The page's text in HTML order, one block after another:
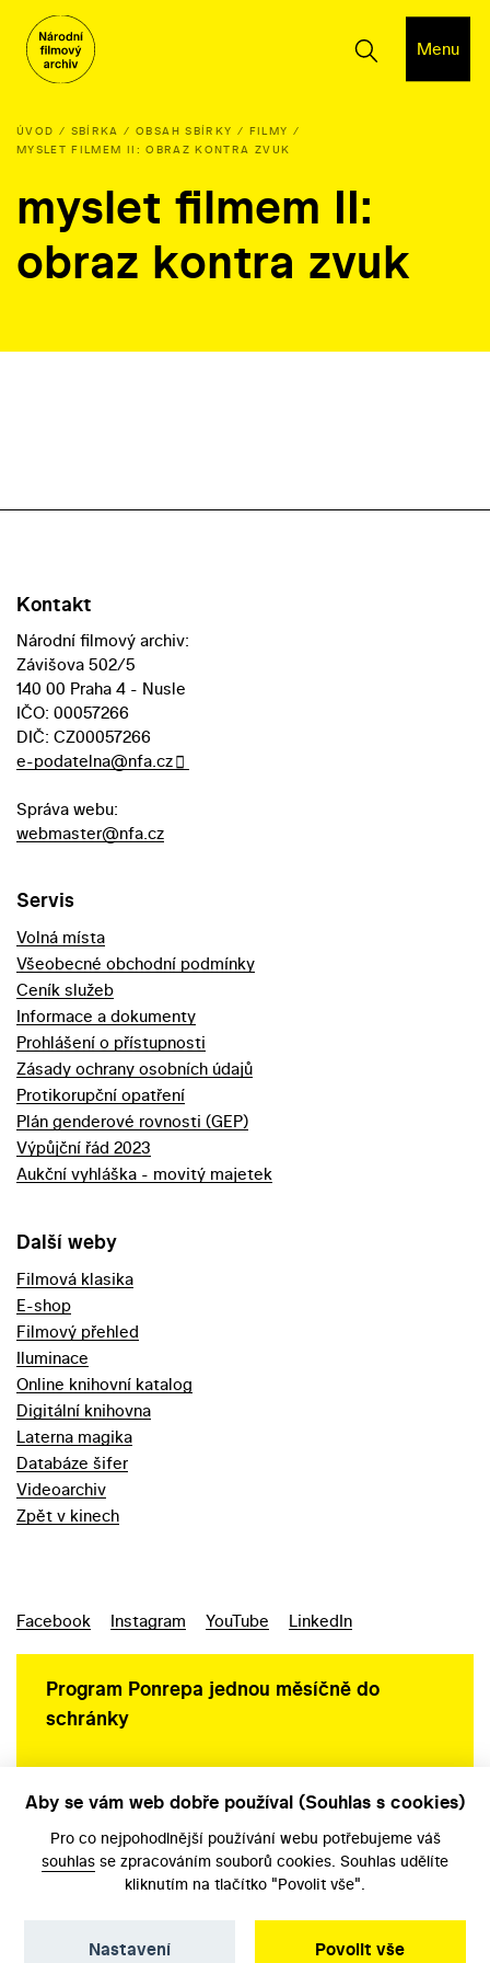
Menu
ÚVOD SBÍRKA OBSAH SBÍRKY
FILMY
MYSLET FILMEM II: OBRAZ KONTRA ZVUK
myslet filmem II:
obraz kontra zvuk
Kontakt
Národní filmový archiv:
Závišova 502/5
140 00 Praha 4 - Nusle
IČO: 00057266
DIČ: CZ00057266
e-podatelna@nfa.cz
Správa webu:
webmaster@nfa.cz
Servis
Volná místa
Všeobecné obchodní podmínky
Ceník služeb
Informace a dokumenty
Prohlášení o přístupnosti
Zásady ochrany osobních údajů
Protikorupční opatření
Plán genderové rovnosti (GEP)
Výpůjční řád 2023
Aukční vyhláška - movitý majetek
Další weby
Filmová klasika
E-shop
Filmový přehled
Iluminace
Online knihovní katalog
Digitální knihovna
Laterna magika
Databáze šifer
Videoarchiv
Zpět v kinech
Facebook Instagram YouTube LinkedIn
Program Ponrepa jednou měsíčně do
schránky
Aby se vám web dobře používal (Souhlas s cookies)
Pro co nejpohodlnější používání webu potřebujeme váš
souhlas se zpracováním souborů cookies. Souhlas udělíte
kliknutím na tlačítko "Povolit vše".
Povolit vše
Nastavení